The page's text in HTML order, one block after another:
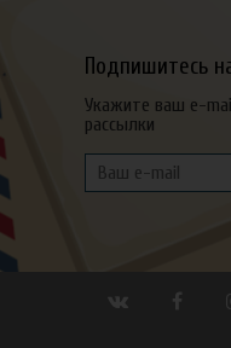
Подпишитесь
Укажите ваш e-
рассылки